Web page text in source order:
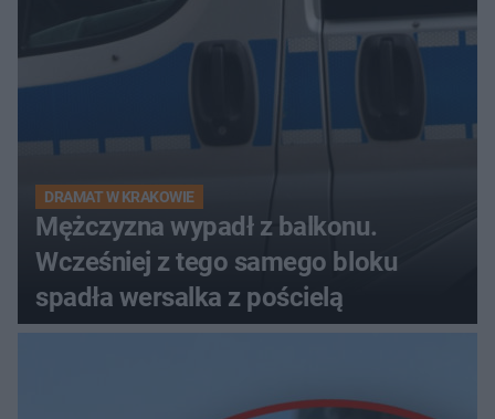
DRAMAT W KRAKOWIE
Mężczyzna wypadł z balkonu.
Wcześniej z tego samego bloku
spadła wersalka z pościelą